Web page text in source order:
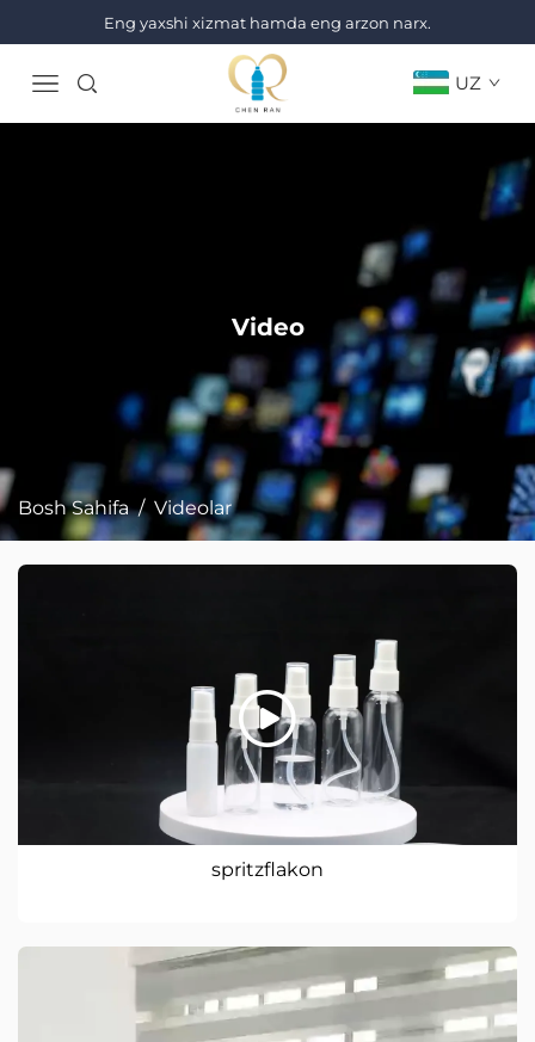
Eng yaxshi xizmat hamda eng arzon narx.
UZ
Bosh Sahifa / Videolar
Video
spritzflakon